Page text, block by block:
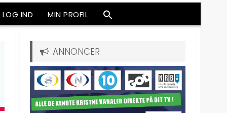
LOG IND MIN PROFIL
ANNONCER